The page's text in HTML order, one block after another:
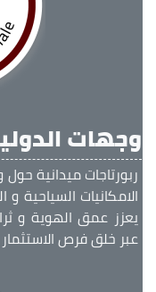
وجهات
ربورتاجات ميدانية حول
الامكانيات السياحية و
يعزز عمق الهوية و
عبر خلق فرص الاستثمار